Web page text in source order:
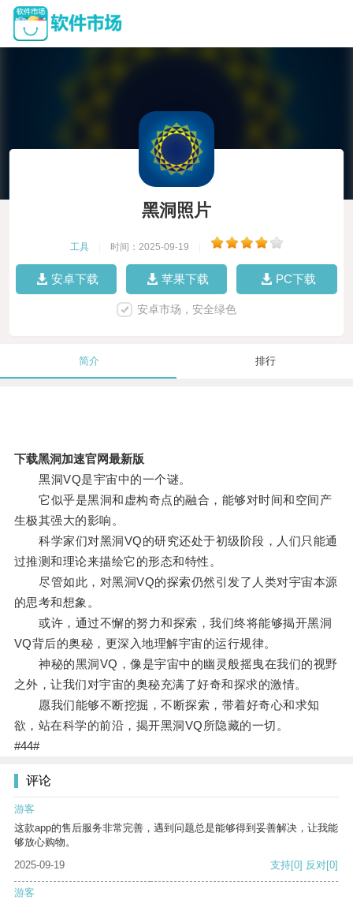
黑洞照片
工具 时间：2025-09-19
安卓下载 苹果下载 PC下载
安卓市场，安全绿色
简介 排行
下载黑洞加速官网最新版
黑洞VQ是宇宙中的一个谜。
它似乎是黑洞和虚构奇点的融合，能够对时间和空间产
生极其强大的影响。
科学家们对黑洞VQ的研究还处于初级阶段，人们只能通
过推测和理论来描绘它的形态和特性。
尽管如此，对黑洞VQ的探索仍然引发了人类对宇宙本源
的思考和想象。
或许，通过不懈的努力和探索，我们终将能够揭开黑洞
VQ背后的奥秘，更深入地理解宇宙的运行规律。
神秘的黑洞VQ，像是宇宙中的幽灵般摇曳在我们的视野
之外，让我们对宇宙的奥秘充满了好奇和探求的激情。
愿我们能够不断挖掘，不断探索，带着好奇心和求知
欲，站在科学的前沿，揭开黑洞VQ所隐藏的一切。
#44#
评论
游客
这款app的售后服务非常完善，遇到问题总是能够得到妥善解决，让我能
够放心购物。
2025-09-19
支持[0] 反对[0]
游客